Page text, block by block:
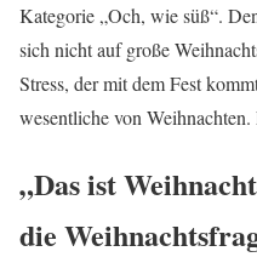
Kategorie „Och, wie süß“.
sich nicht auf große
Stress, der mit dem Fest
wesentliche von
„Das ist
die